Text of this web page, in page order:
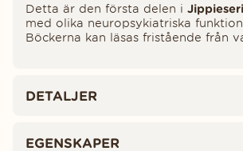
Detta är den första delen i
med olika neuropsykiatriska
Böckerna kan läsas fristående från
DETALJER
EGENSKAPER